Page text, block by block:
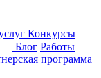
Конкурсы
Блог Работы
программа